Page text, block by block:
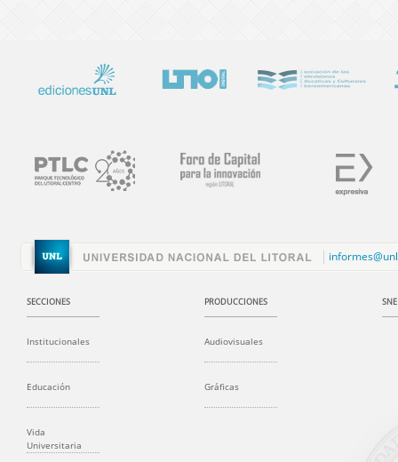
SECCIONES
Institucionales
Educación
Vida
Universitaria
PRODUCCIONES
Audiovisuales
Gráficas
SNE